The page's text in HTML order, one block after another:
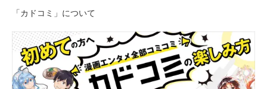
「カドコミ」について